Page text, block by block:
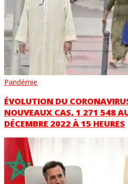
Pandémie
ÉVOLUTION DU
NOUVEAUX CAS, 1 271 548
DÉCEMBRE 2022 À 15 HEURES